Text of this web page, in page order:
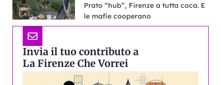
Prato “hub”, Firenze a tutta coca. E
le mafie cooperano
Invia il tuo contributo a
La Firenze Che Vorrei